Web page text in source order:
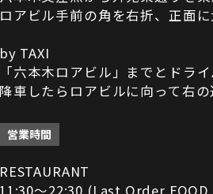
ロアビル手前の角を右折、正面
by TAXI
「六本木ロアビル」までとドライ
降車したらロアビルに向って右の
営業時間
RESTAURANT